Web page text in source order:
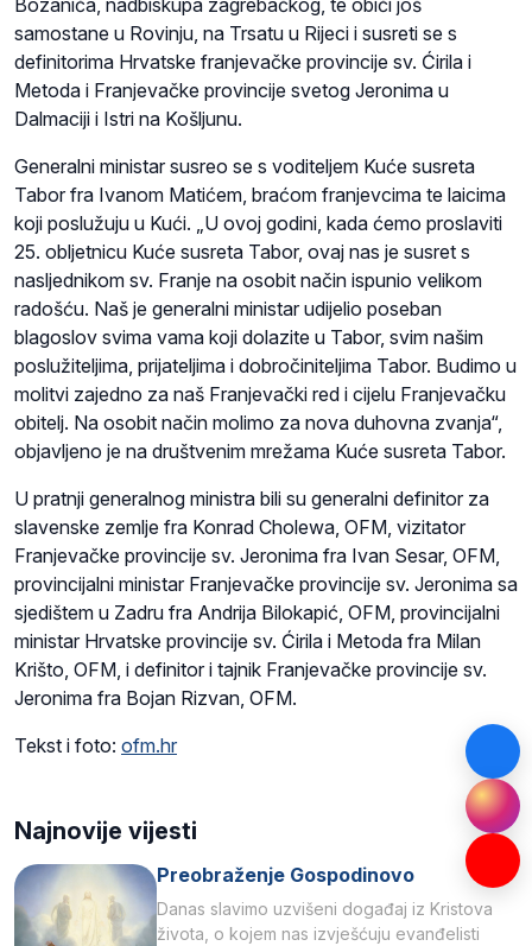
samostane u Rovinju, na Trsatu u Rijeci i susreti se s
definitorima Hrvatske franjevačke provincije sv. Ćirila i
Metoda i Franjevačke provincije svetog Jeronima u
Dalmaciji i Istri na Košljunu.
Generalni ministar susreo se s voditeljem Kuće susreta
Tabor fra Ivanom Matićem, braćom franjevcima te laicima
koji poslužuju u Kući. „U ovoj godini, kada ćemo proslaviti
25. obljetnicu Kuće susreta Tabor, ovaj nas je susret s
nasljednikom sv. Franje na osobit način ispunio velikom
radošću. Naš je generalni ministar udijelio poseban
blagoslov svima vama koji dolazite u Tabor, svim našim
poslužiteljima, prijateljima i dobročiniteljima Tabor. Budimo u
molitvi zajedno za naš Franjevački red i cijelu Franjevačku
obitelj. Na osobit način molimo za nova duhovna zvanja“,
objavljeno je na društvenim mrežama Kuće susreta Tabor.
U pratnji generalnog ministra bili su generalni definitor za
slavenske zemlje fra Konrad Cholewa, OFM, vizitator
Franjevačke provincije sv. Jeronima fra Ivan Sesar, OFM,
provincijalni ministar Franjevačke provincije sv. Jeronima sa
sjedištem u Zadru fra Andrija Bilokapić, OFM, provincijalni
ministar Hrvatske provincije sv. Ćirila i Metoda fra Milan
Krišto, OFM, i definitor i tajnik Franjevačke provincije sv.
Jeronima fra Bojan Rizvan, OFM.
Tekst i foto: ofm.hr
Najnovije vijesti
Preobraženje Gospodinovo
Danas slavimo uzvišeni događaj iz Kristova
života, o kojem nas izvješćuju evanđelisti